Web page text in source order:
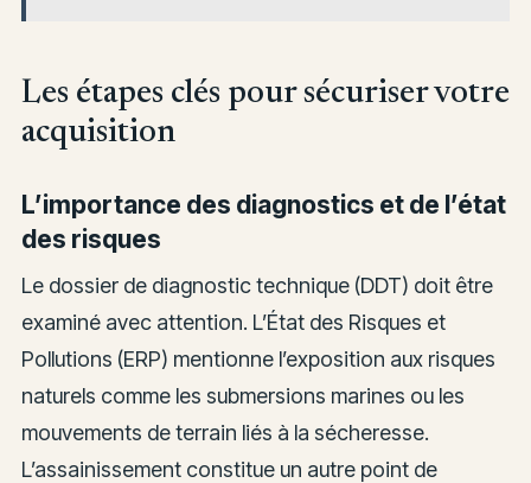
Les étapes clés pour sécuriser votre
acquisition
L’importance des diagnostics et de l’état
des risques
Le dossier de diagnostic technique (DDT) doit être
examiné avec attention. L’État des Risques et
Pollutions (ERP) mentionne l’exposition aux risques
naturels comme les submersions marines ou les
mouvements de terrain liés à la sécheresse.
L’assainissement constitue un autre point de